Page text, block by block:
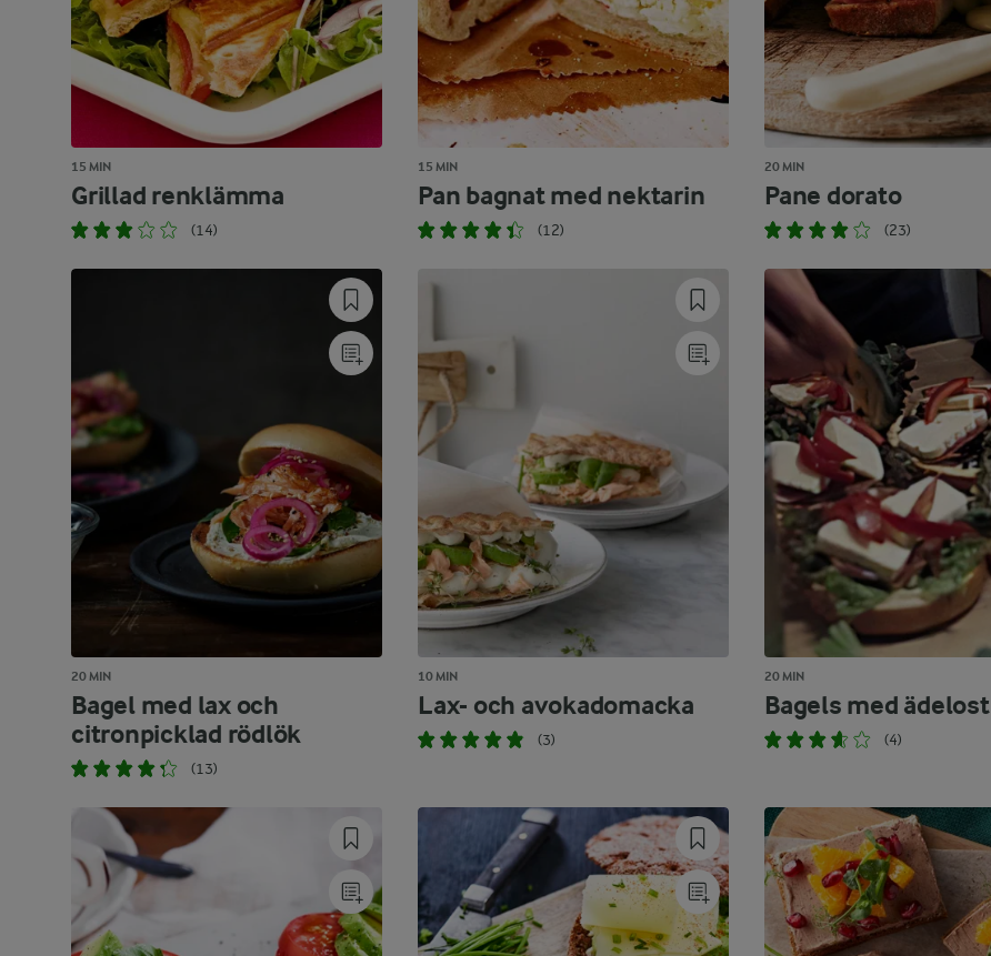
15 MIN
Grillad renklämma
(14)
15 MIN
Pan bagnat med nektarin
(12)
20 MIN
Pane dorato
(23)
20 MIN
Bagel med lax och
citronpicklad rödlök
(13)
10 MIN
Lax- och avokadomacka
(3)
20 MIN
Bagels med ädelost
(4)